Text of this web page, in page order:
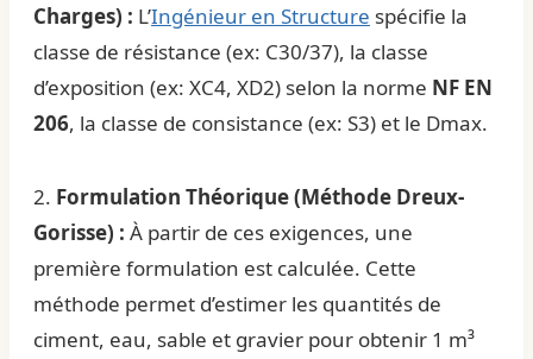
Charges) : L’Ingénieur en Structure spécifie la
classe de résistance (ex: C30/37), la classe
d’exposition (ex: XC4, XD2) selon la norme NF EN
206, la classe de consistance (ex: S3) et le Dmax.
2. Formulation Théorique (Méthode Dreux-
Gorisse) : À partir de ces exigences, une
première formulation est calculée. Cette
méthode permet d’estimer les quantités de
ciment, eau, sable et gravier pour obtenir 1 m³